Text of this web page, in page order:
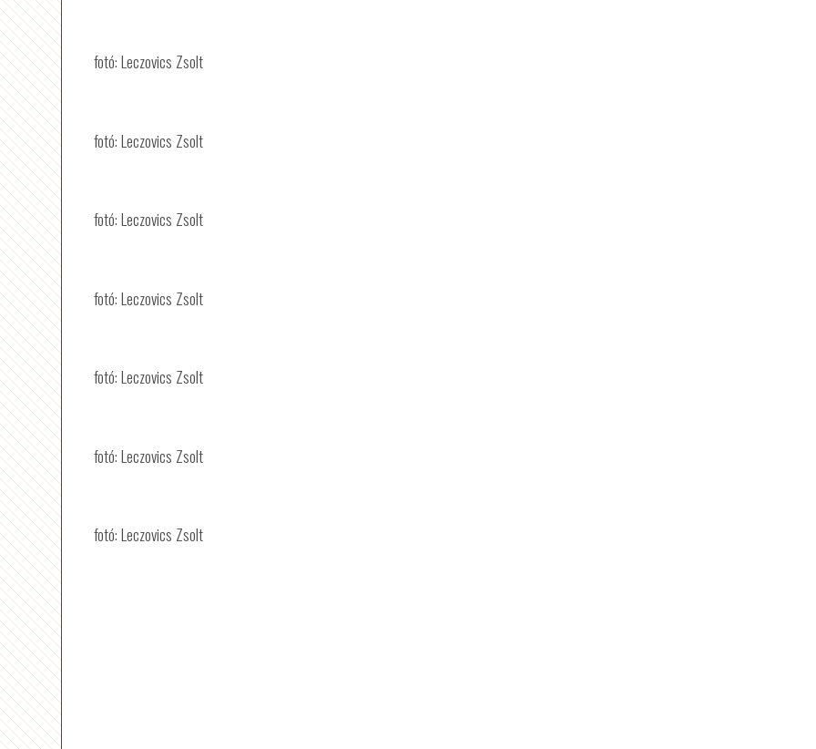
fotó: Leczovics Zsolt
fotó: Leczovics Zsolt
fotó: Leczovics Zsolt
fotó: Leczovics Zsolt
fotó: Leczovics Zsolt
fotó: Leczovics Zsolt
fotó: Leczovics Zsolt